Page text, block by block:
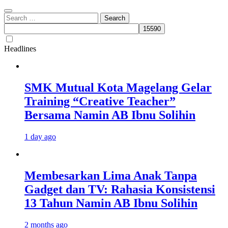
Search
for:
Headlines
SMK Mutual Kota Magelang Gelar
Training “Creative Teacher”
Bersama Namin AB Ibnu Solihin
1 day ago
Membesarkan Lima Anak Tanpa
Gadget dan TV: Rahasia Konsistensi
13 Tahun Namin AB Ibnu Solihin
2 months ago